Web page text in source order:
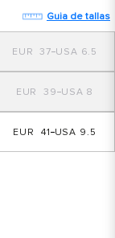
Guia de tallas
6.5
37
8
39
9.5
41